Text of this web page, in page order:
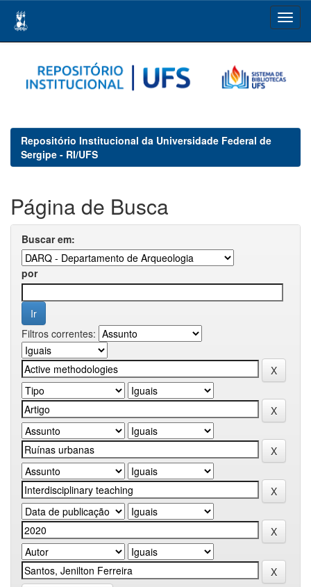
navigation
Repositório Institucional da Universidade Federal de
Sergipe - RI/UFS
Página de Busca
Buscar em:
por
Filtros correntes: